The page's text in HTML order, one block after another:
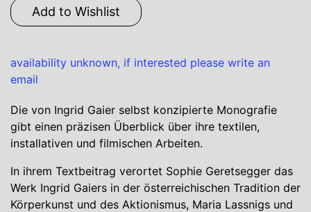
Add to Wishlist
availability unknown, if interested please write an
email
Die von Ingrid Gaier selbst konzipierte Monografie
gibt einen präzisen Überblick über ihre textilen,
installativen und filmischen Arbeiten.
In ihrem Textbeitrag verortet Sophie Geretsegger das
Werk Ingrid Gaiers in der österreichischen Tradition der
Körperkunst und des Aktionismus, Maria Lassnigs und